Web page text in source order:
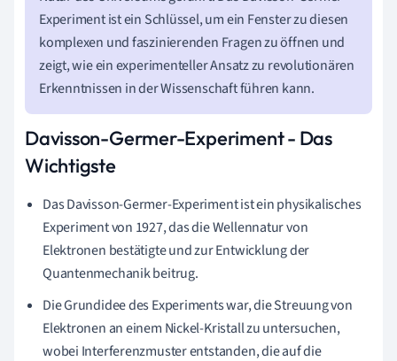
Experiment ist ein Schlüssel, um ein Fenster zu diesen
komplexen und faszinierenden Fragen zu öffnen und
zeigt, wie ein experimenteller Ansatz zu revolutionären
Erkenntnissen in der Wissenschaft führen kann.
Davisson-Germer-Experiment - Das
Wichtigste
Das Davisson-Germer-Experiment ist ein physikalisches
Experiment von 1927, das die Wellennatur von
Elektronen bestätigte und zur Entwicklung der
Quantenmechanik beitrug.
Die Grundidee des Experiments war, die Streuung von
Elektronen an einem Nickel-Kristall zu untersuchen,
wobei Interferenzmuster entstanden, die auf die